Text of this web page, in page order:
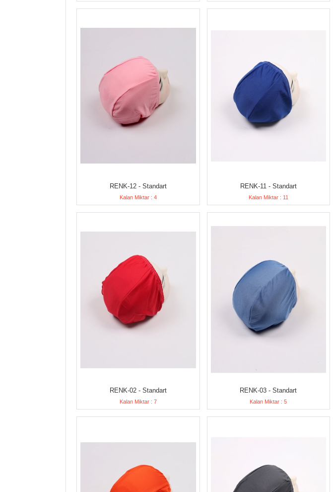
RENK-12 - Standart
Kalan Miktar : 4
RENK-11 - Standart
Kalan Miktar : 11
RENK-02 - Standart
Kalan Miktar : 7
RENK-03 - Standart
Kalan Miktar : 5